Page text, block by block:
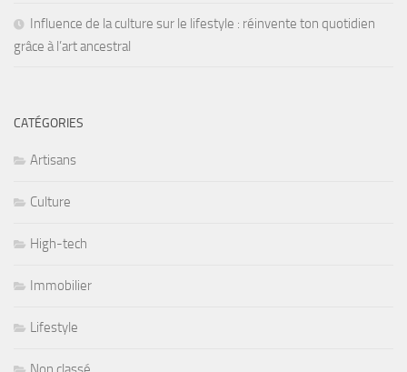
Influence de la culture sur le lifestyle : réinvente ton quotidien
grâce à l’art ancestral
CATÉGORIES
Artisans
Culture
High-tech
Immobilier
Lifestyle